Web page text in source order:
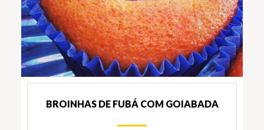
BROINHAS DE FUBÁ COM GOIABADA